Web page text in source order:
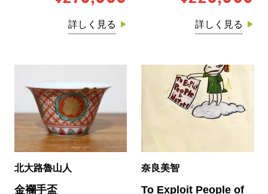
詳しく見る 詳しく見る
北大路魯山人
金襴手盃
奈良美智
To Exploit People of